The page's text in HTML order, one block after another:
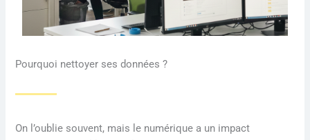
Pourquoi nettoyer ses données ?
On l’oublie souvent, mais le numérique a un impact